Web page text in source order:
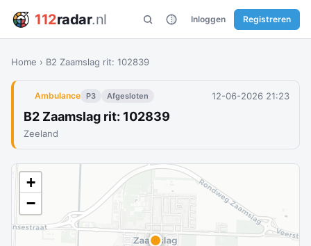
112radar.nl Inloggen Registreren
Home › B2 Zaamslag rit: 102839
Ambulance P3 Afgesloten 12-06-2026 21:23
B2 Zaamslag rit: 102839
Zeeland
+
−